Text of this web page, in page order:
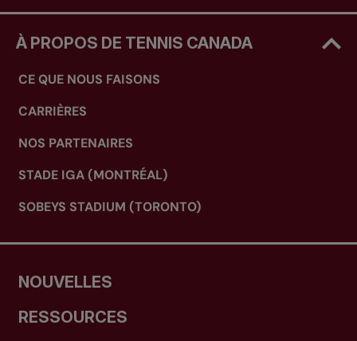
À PROPOS DE TENNIS CANADA
CE QUE NOUS FAISONS
CARRIÈRES
NOS PARTENAIRES
STADE IGA (MONTRÉAL)
SOBEYS STADIUM (TORONTO)
NOUVELLES
RESSOURCES